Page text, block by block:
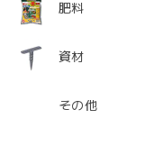
肥料
資材
その他